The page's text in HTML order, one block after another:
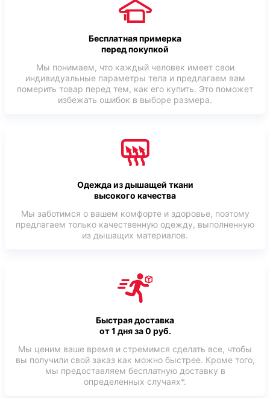
Бесплатная примерка
перед покупкой
Мы понимаем, что каждый человек имеет свои
индивидуальные параметры тела и предлагаем вам
померить товар перед тем, как его купить. Это поможет
избежать ошибок в выборе размера.
Одежда из дышащей ткани
высокого качества
Мы заботимся о вашем комфорте и здоровье, поэтому
предлагаем только качественную одежду, выполненную
из дышащих материалов.
Быстрая доставка
от 1 дня за 0 руб.
Мы ценим ваше время и стремимся сделать все, чтобы
вы получили свой заказ как можно быстрее. Кроме того,
мы предоставляем бесплатную доставку в
определенных случаях*.